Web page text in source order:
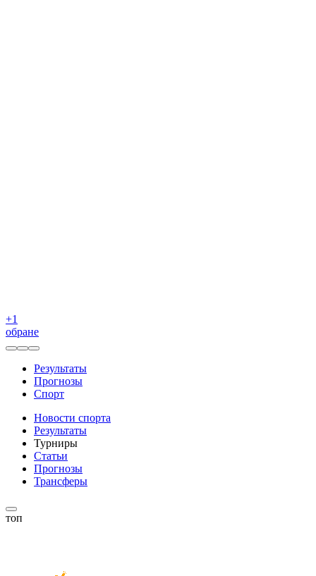
+1
обране
Результаты
Прогнозы
Спорт
Новости спорта
Результаты
Турниры
Статьи
Прогнозы
Трансферы
топ